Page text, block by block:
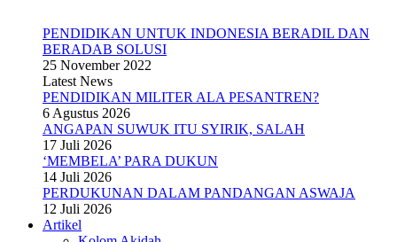
PENDIDIKAN UNTUK INDONESIA BERADIL DAN
BERADAB SOLUSI
25 November 2022
Latest News
PENDIDIKAN MILITER ALA PESANTREN?
6 Agustus 2026
ANGAPAN SUWUK ITU SYIRIK, SALAH
17 Juli 2026
‘MEMBELA’ PARA DUKUN
14 Juli 2026
PERDUKUNAN DALAM PANDANGAN ASWAJA
12 Juli 2026
Artikel